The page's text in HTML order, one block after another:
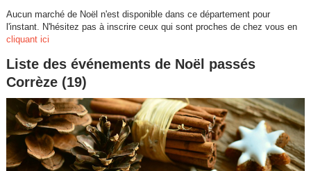
Aucun marché de Noël n'est disponible dans ce département pour
l'instant. N'hésitez pas à inscrire ceux qui sont proches de chez vous en
cliquant ici
Liste des événements de Noël passés
Corrèze (19)